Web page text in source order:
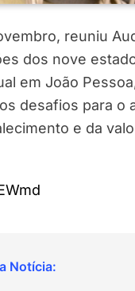
reuniu
dos nove
em João
desafios para o
e da